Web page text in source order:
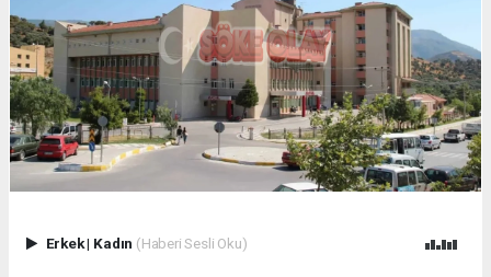
Erkek| Kadın (Haberi Sesli Oku)